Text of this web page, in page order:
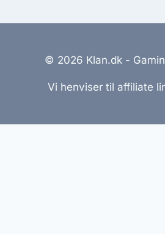
© 2026 Klan.dk -
Vi henviser til affiliate